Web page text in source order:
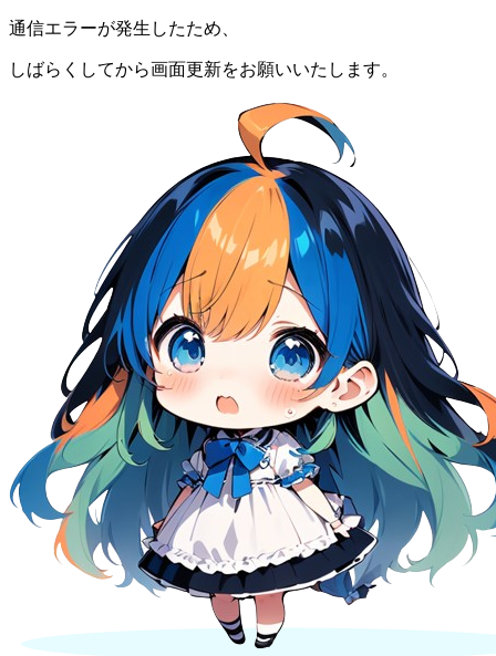
通信エラーが発生したため、
しばらくしてから画面更新をお願いいたします。